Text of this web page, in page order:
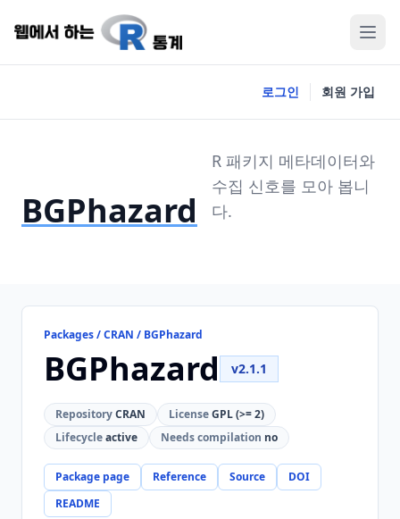
로그인 회원 가입
BGPhazard
R 패키지 메타데이터와
수집 신호를 모아 봅니
다.
Packages / CRAN / BGPhazard
BGPhazard v2.1.1
RepositoryCRAN LicenseGPL (>= 2)
Lifecycleactive Needs compilation no
Package page Reference Source
DOI
README